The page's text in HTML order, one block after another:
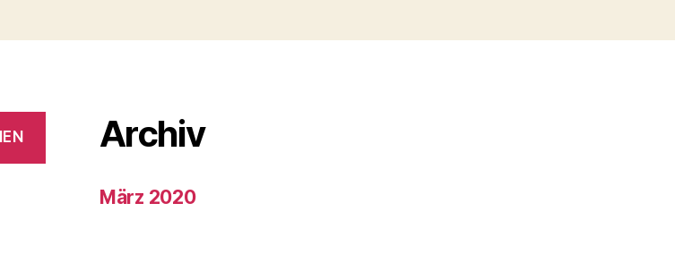
Archiv
März 2020